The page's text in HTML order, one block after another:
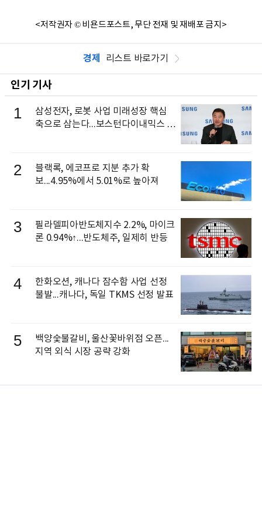
<저작권자 © 비욘드포스트, 무단 전재 및 재배포 금지>
경제 리스트 바로가기
인기 기사
1
삼성전자, 로봇 사업 미래성장 핵심
축으로 삼는다...보스턴다이내믹스 출
2
블랙록, 에코프로 지분 추가 확
보...4.95%에서 5.01%로 높아져
3
필라델피아반도체지수 2.2%, 마이크
론 0.94%↑...반도체주, 일제히 반등
4
한화오션, 캐나다 잠수함 사업 선정
불발...캐나다, 독일 TKMS 선정 발표
5
백양숯불갈비, 울산꽃바위점 오픈...
지역 외식 시장 공략 강화